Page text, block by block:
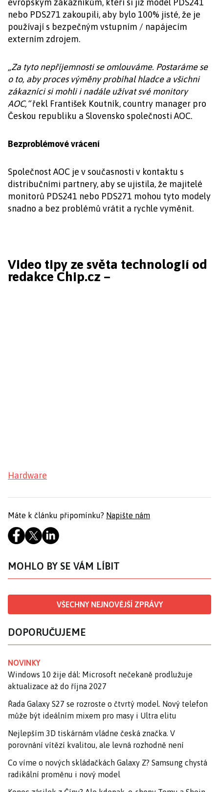
evropským zákazníkům, kteří si již model PDS241
nebo PDS271 zakoupili, aby bylo 100% jisté, že je
používají s bezpečným vstupním / napájecím
externím zdrojem.
„Za tyto nepříjemnosti se omlouváme. Postaráme se
o to, aby proces výměny probíhal hladce a všichni
zákazníci si mohli i nadále užívat své monitory
AOC,“řekl František Koutník, country manager pro
Českou republiku a Slovensko společnosti AOC.
Bezproblémové vrácení
Společnost AOC je v současnosti v kontaktu s
distribučními partnery, aby se ujistila, že majitelé
monitorů PDS241 nebo PDS271 mohou tyto modely
snadno a bez problémů vrátit a rychle vyměnit.
Video tipy ze světa technologií od
redakce Chip.cz –
Hardware
Máte k článku připomínku? Napište nám
MOHLO BY SE VÁM LÍBIT
VŠECHNY NEJNOVĚJŠÍ ZPRÁVY
DOPORUČUJEME
NOVINKY
Windows 10 žije dál: Microsoft nečekaně prodlužuje
aktualizace až do října 2027
Řada Galaxy S27 se rozroste o čtvrtý model. Nový telefon
může být ideálním mixem pro masy i Ultra elitu
Nejlepším 3D tiskárnám vládne česká značka. V
porovnání vítězí kvalitou, ale levná rozhodně není
Co víme o nových skládačkách Galaxy Z? Samsung chystá
radikální proměnu i nový model